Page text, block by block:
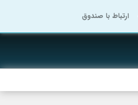
ارتباط با صندوق